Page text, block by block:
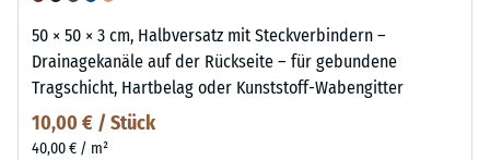
50 × 50 × 3 cm, Halbversatz mit Steckverbindern –
Drainagekanäle auf der Rückseite – für gebundene
Tragschicht, Hartbelag oder Kunststoff-Wabengitter
10,00 € / Stück
40,00 € / m²